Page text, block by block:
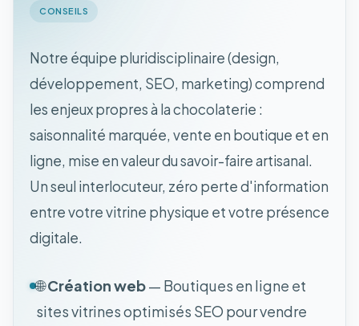
CONSEILS
Notre équipe pluridisciplinaire (design,
développement, SEO, marketing) comprend
les enjeux propres à la chocolaterie :
saisonnalité marquée, vente en boutique et en
ligne, mise en valeur du savoir-faire artisanal.
Un seul interlocuteur, zéro perte d'information
entre votre vitrine physique et votre présence
digitale.
🌐Création web— Boutiques en ligne et
sites vitrines optimisés SEO pour vendre